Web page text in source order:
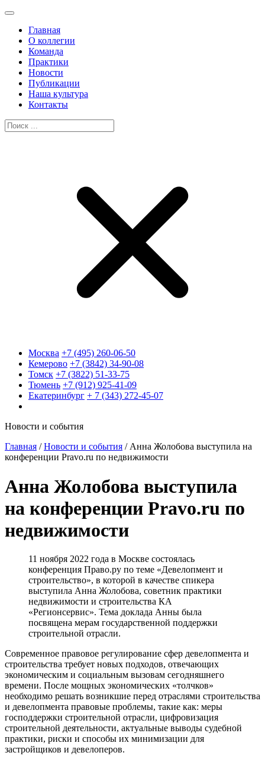
Главная
О коллегии
Команда
Практики
Новости
Публикации
Наша культура
Контакты
Москва +7 (495) 260-06-50
Кемерово +7 (3842) 34-90-08
Томск +7 (3822) 51-33-75
Тюмень +7 (912) 925-41-09
Екатеринбург + 7 (343) 272-45-07
Новости и события
Главная /Новости и события / Анна Жолобова выступила на
конференции Pravo.ru по недвижимости
Анна Жолобова выступила
на конференции Pravo.ru по
недвижимости
11 ноября 2022 года в Москве состоялась
конференция Право.ру по теме «Девелопмент и
строительство», в которой в качестве спикера
выступила Анна Жолобова, советник практики
недвижимости и строительства КА
«Регионсервис». Тема доклада Анны была
посвящена мерам государственной поддержки
строительной отрасли.
Современное правовое регулирование сфер девелопмента и
строительства требует новых подходов, отвечающих
экономическим и социальным вызовам сегодняшнего
времени. После мощных экономических «толчков»
необходимо решать возникшие перед отраслями строительства
и девелопмента правовые проблемы, такие как: меры
господдержки строительной отрасли, цифровизация
строительной деятельности, актуальные выводы судебной
практики, риски и способы их минимизации для
застройщиков и девелоперов.